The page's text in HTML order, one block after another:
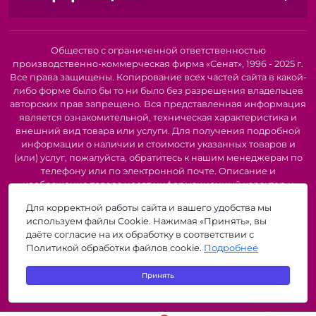
Долговечность:
устойчивости к нагрузкам.
Универсальность:Используйте комплект для
различных целей.
Выгодная цена:Получите отличное качество по
доступной цене.
Комплект "Шнур + Шнурки "Могилев тип 33" - это
практичное и надежное решение для тех, кто ценит
качество и долговечность!
Общество с ограниченной ответственностью
производственно-коммерческая фирма «Сенат», 1996 - 2025 г.
Все права защищены. Копирование всех частей сайта в какой-
либо форме было бы то ни было без разрешения владельцев
авторских прав запрещено. Вся представленная информация
является ознакомительной, техническая характеристика и
внешний вид товара или услуги. Для получения подробной
информации о наличии и стоимости указанных товаров и
(или) услуг, пожалуйста, обратитесь к нашим менеджерам по
телефону или по электронной почте. Описание и
изображение товара носят информационный характер и
представленных в технической документации производителя.
Производители о предоставлении за собой права на
изменение внешнего вида, характеристик и комплектации
товара, предварительно не уведомляя продавцов и
потребителей. Рекомендуется при покупке проверить
наличие необходимых функций и характеристик.
Для корректной работы сайта и вашего удобства мы
используем файлы Cookie. Нажимая «Принять», вы
даёте согласие на их обработку в соответствии с
Политикой обработки файлов cookie. Подробнее
Принять